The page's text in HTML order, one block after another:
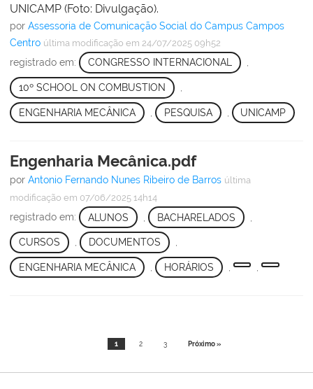
UNICAMP (Foto: Divulgação).
por Assessoria de Comunicação Social do Campus Campos
Centro última modificação em 24/07/2025 09h52
registrado em: CONGRESSO INTERNACIONAL ,
10º SCHOOL ON COMBUSTION
ENGENHARIA MECÂNICA PESQUISA UNICAMP
Engenharia Mecânica.pdf
por Antonio Fernando Nunes Ribeiro de Barros última
modificação em 07/06/2025 14h14
registrado em: ALUNOS BACHARELADOS
CURSOS , DOCUMENTOS ,
ENGENHARIA MECÂNICA HORÁRIOS ,
1 2 3 Próximo »